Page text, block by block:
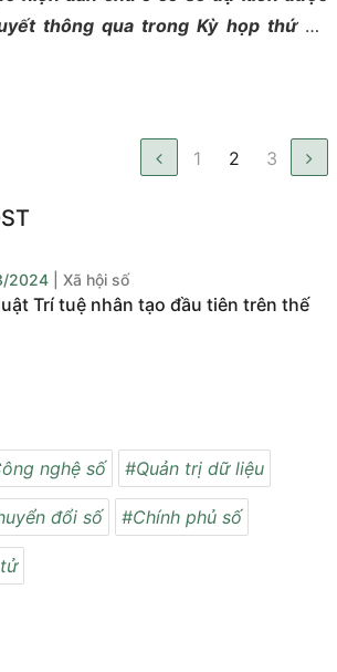
thông qua trong Kỳ họp thứ Tư
Việt Nam đang chuyển đổi số rất
thực hiện dân chủ ở cơ sở.
1 2 3
2024 | Xã hội số
Trí tuệ nhân tạo đầu tiên trên thế
nghệ số #Quản trị dữ liệu
đổi số #Chính phủ số